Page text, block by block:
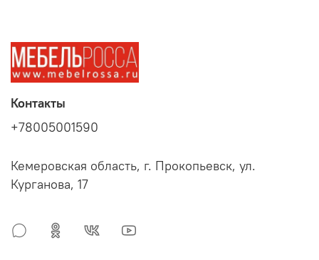
Контакты
+78005001590
Кемеровская область, г. Прокопьевск, ул.
Курганова, 17